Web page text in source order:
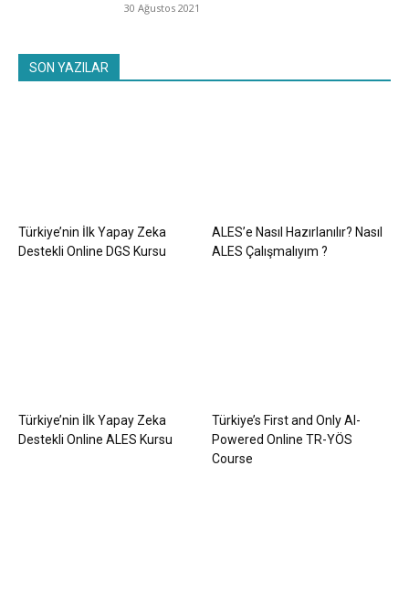
30 Ağustos 2021
SON YAZILAR
Türkiye’nin İlk Yapay Zeka
Destekli Online DGS Kursu
ALES’e Nasıl Hazırlanılır? Nasıl
ALES Çalışmalıyım ?
Türkiye’nin İlk Yapay Zeka
Destekli Online ALES Kursu
Türkiye’s First and Only AI-
Powered Online TR-YÖS
Course